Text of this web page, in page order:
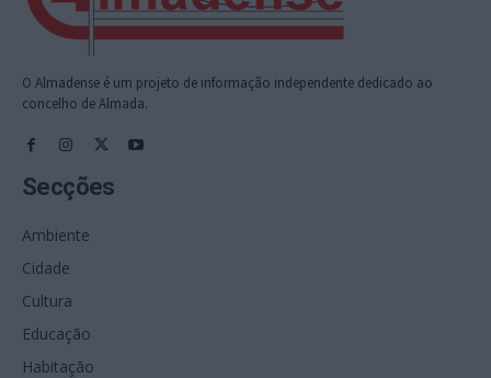
O Almadense é um projeto de informação independente dedicado ao
concelho de Almada.
Secções
Ambiente
Cidade
Cultura
Educação
Habitação